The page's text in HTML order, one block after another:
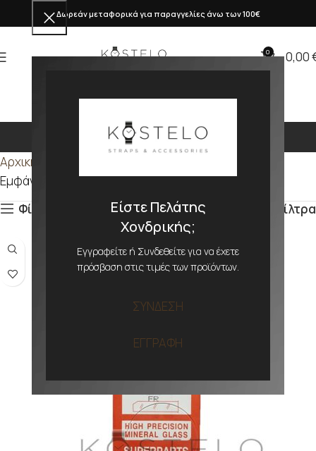
Είστε Πελάτης
Χονδρικής;
Εγγραφείτε ή Συνδεθείτε για να έχετε
πρόσβαση στις τιμές των προϊόντων.
ΣΥΝΔΕΣΗ
ΕΓΓΡΑΦΗ
Δωρεάν μεταφορικά για παραγγελίες άνω των 100€
0 0,00
198mm
Αρχική σελίδα
Εμφάνιση του μοναδικού αποτελέσματος
Φίλτρα
Φίλτρα